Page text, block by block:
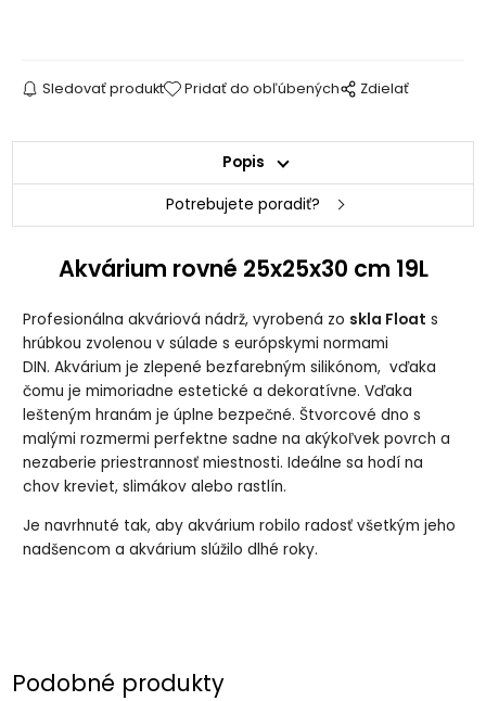
Sledovať produkt Pridať do obľúbených Zdielať
Popis
Potrebujete poradiť?
Akvárium rovné 25x25x30 cm 19L
Profesionálna akváriová nádrž, vyrobená zo skla Float s
hrúbkou zvolenou v súlade s európskymi normami
DIN. Akvárium je zlepené bezfarebným silikónom, vďaka
čomu je mimoriadne estetické a dekoratívne. Vďaka
lešteným hranám je úplne bezpečné. Štvorcové dno s
malými rozmermi perfektne sadne na akýkoľvek povrch a
nezaberie priestrannosť miestnosti. Ideálne sa hodí na
chov kreviet, slimákov alebo rastlín.
Je navrhnuté tak, aby akvárium robilo radosť všetkým jeho
nadšencom a akvárium slúžilo dlhé roky.
Podobné produkty